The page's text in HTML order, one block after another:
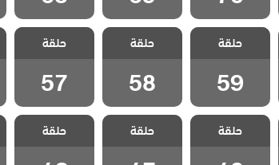
مسلسل شارع
السلام الحلقة
59
حلقة
59
مسلسل شارع
السلام الحلقة
58
حلقة
58
مسلسل شارع
السلام الحلقة
57
حلقة
57
مسلسل شارع
السلام الحلقة
48
حلقة
مسلسل شارع
السلام الحلقة
47
حلقة
مسلسل شارع
السلام الحلقة
46
حلقة